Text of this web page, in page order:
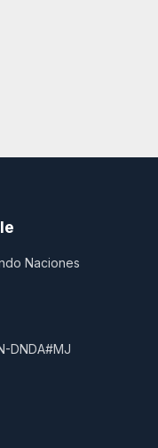
Naciones
DNDA#MJ